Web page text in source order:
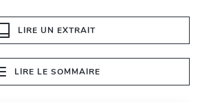
LIRE UN EXTRAIT
LIRE LE SOMMAIRE